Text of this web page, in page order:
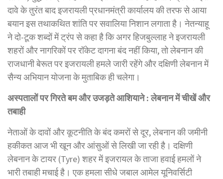
दावे के तुरंत बाद इजरायली प्रधानमंत्री कार्यालय की तरफ से आया
बयान इस तथाकथित शांति पर सवालिया निशान लगाता है। नेतन्याहू
ने दो-टूक शब्दों में ट्रंप से कहा है कि अगर हिजबुल्लाह ने इजरायली
शहरों और नागरिकों पर रॉकेट दागना बंद नहीं किया, तो लेबनान की
राजधानी बेरूत पर इजरायली हमले जारी रहेंगे और दक्षिणी लेबनान में
सैन्य अभियान योजना के मुताबिक ही चलेगा।
अस्पतालों पर गिरते बम और उजड़ते आशियाने : लेबनान में चीखें और
तबाही
नेताओं के दावों और कूटनीति के बंद कमरों से दूर, लेबनान की जमीनी
हकीकत आज भी खून और आंसुओं से लिखी जा रही है। दक्षिणी
लेबनान के टायर (Tyre) शहर में इजरायल के ताजा हवाई हमलों ने
भारी तबाही मचाई है। एक हमला सीधे जबाल आमेल यूनिवर्सिटी